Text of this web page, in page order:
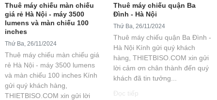
Thuê máy chiếu màn chiếu
giá rẻ Hà Nội - máy 3500
lumens và màn chiếu 100
inches
Thứ Ba, 26/11/2024
Thuê máy chiếu màn chiếu giá
rẻ Hà Nội - máy 3500 lumens
và màn chiếu 100 inches Kính
gửi quý khách hàng,
THIETBISO.COM xin gửi lời
Thuê máy chiếu quận Ba
Đình - Hà Nội
Thứ Ba, 26/11/2024
Thuê máy chiếu quận Ba Đình -
Hà Nội Kính gửi quý khách
hàng, THIETBISO.COM xin gửi
lời cảm ơn chân thành đến quý
khách đã tin tưởng...
Đọc tiếp